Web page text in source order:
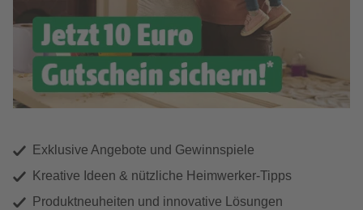
Exklusive Angebote und Gewinnspiele
Kreative Ideen & nützliche Heimwerker-Tipps
Produktneuheiten und innovative Lösungen